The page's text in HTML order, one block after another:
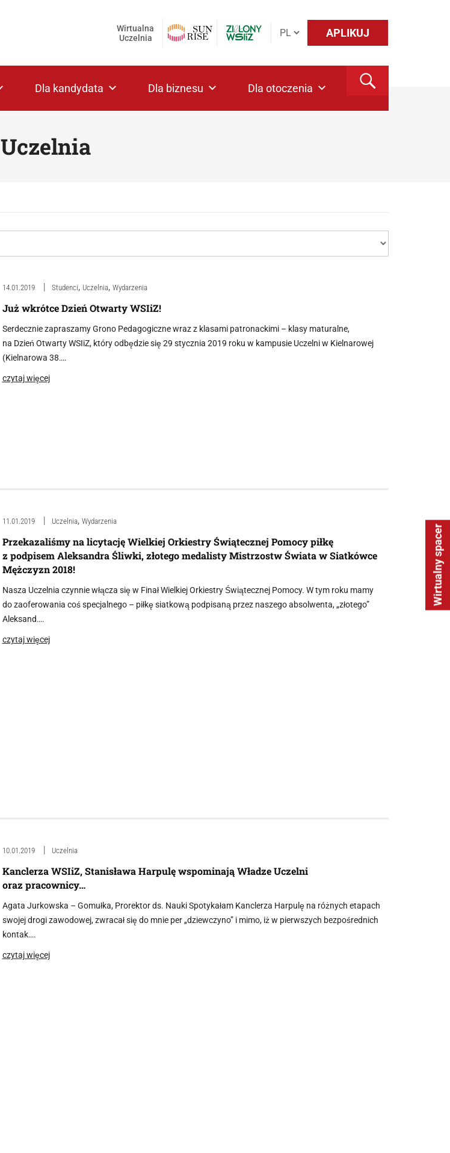
Wirtualny spacer
APLIKUJ
Wirtualna
Uczelnia
Dla kandydata Dla biznesu Dla otoczenia
Uczelnia
14.01.2019 Studenci, Uczelnia, Wydarzenia
Już wkrótce Dzień Otwarty WSIiZ!
Serdecznie zapraszamy Grono Pedagogiczne wraz z klasami patronackimi – klasy maturalne,
na Dzień Otwarty WSIiZ, który odbędzie się 29 stycznia 2019 roku w kampusie Uczelni w Kielnarowej
(Kielnarowa 38….
czytaj więcej
11.01.2019 Uczelnia, Wydarzenia
Przekazaliśmy na licytację Wielkiej Orkiestry Świątecznej Pomocy piłkę
z podpisem Aleksandra Śliwki, złotego medalisty Mistrzostw Świata w Siatkówce
Mężczyzn 2018!
Nasza Uczelnia czynnie włącza się w Finał Wielkiej Orkiestry Świątecznej Pomocy. W tym roku mamy
do zaoferowania coś specjalnego – piłkę siatkową podpisaną przez naszego absolwenta, „złotego”
Aleksand….
czytaj więcej
10.01.2019 Uczelnia
Kanclerza WSIiZ, Stanisława Harpulę wspominają Władze Uczelni
oraz pracownicy…
Agata Jurkowska – Gomułka, Prorektor ds. Nauki Spotykałam Kanclerza Harpulę na różnych etapach
swojej drogi zawodowej, zwracał się do mnie per „dziewczyno” i mimo, iż w pierwszych bezpośrednich
kontak….
czytaj więcej